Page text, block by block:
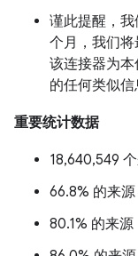
谨此提醒，
个月，我们将
该连接器为
的任何类似信
重要统计数据
18,640,549
66.8% 的来源
80.1% 的来源